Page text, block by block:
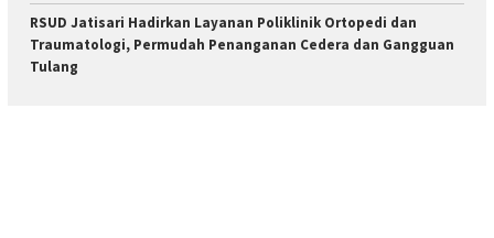
RSUD Jatisari Hadirkan Layanan Poliklinik Ortopedi dan
Traumatologi, Permudah Penanganan Cedera dan Gangguan
Tulang